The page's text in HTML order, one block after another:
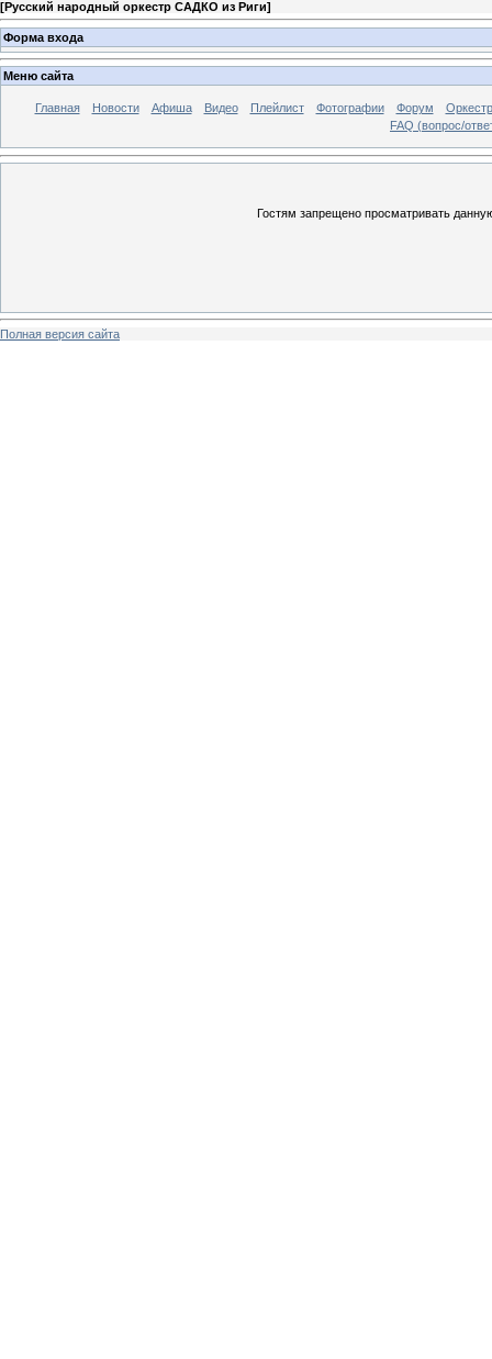
[Русский народный оркестр САДКО из Риги]
Форма входа
Меню сайта
Главная Новости Афиша Видео Плейлист Фотографии Форум
FAQ (вопрос/
Гостям запрещено просматривать
Полная версия сайта